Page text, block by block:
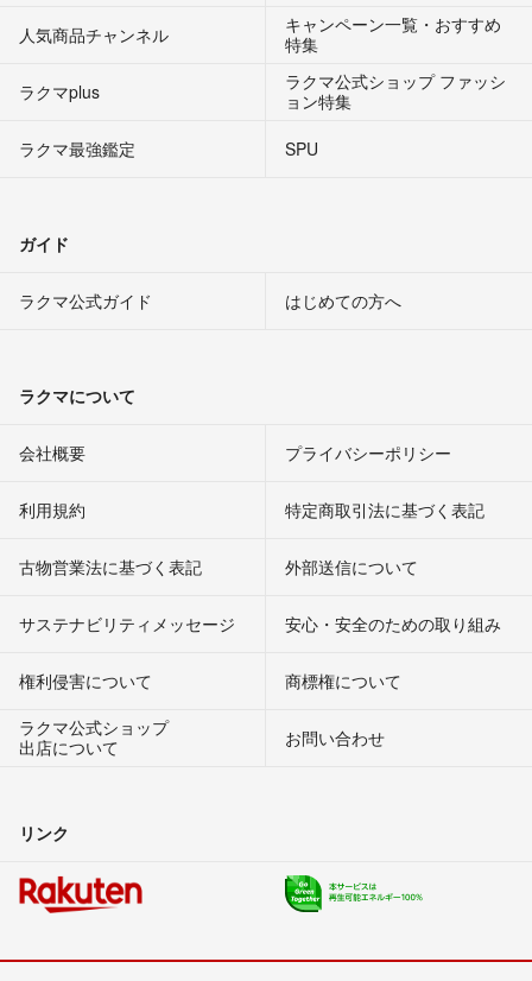
人気商品チャンネル
キャンペーン一覧・おすすめ
特集
ラクマplus
ラクマ公式ショップ ファッシ
ョン特集
ラクマ最強鑑定
SPU
ガイド
ラクマ公式ガイド はじめての方へ
ラクマについて
会社概要 プライバシーポリシー
利用規約 特定商取引法に基づく表記
古物営業法に基づく表記 外部送信について
サステナビリティメッセージ 安心・安全のための取り組み
権利侵害について
商標権について
ラクマ公式ショップ
出店について
お問い合わせ
リンク